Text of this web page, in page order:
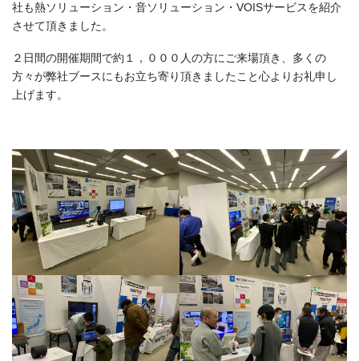
社も熱ソリューション・音ソリューション・VOISサービスを紹介
させて頂きました。
２日間の開催期間で約１，０００人の方にご来場頂き、多くの
方々が弊社ブースにもお立ち寄り頂きましたこと心よりお礼申し
上げます。